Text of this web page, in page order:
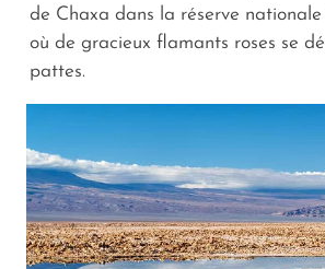
de Chaxa dans la réserve nationale
où de gracieux flamants roses se
pattes.